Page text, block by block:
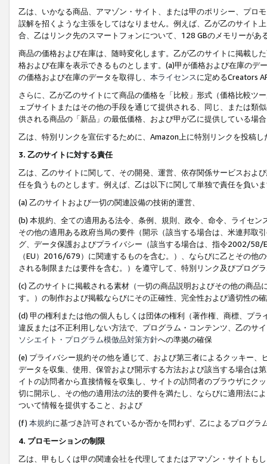
乙は、いかなる商品、アマゾン・サイト、または甲のポリシー、プロ
誤解を招くような主張をしてはなりません。例えば、乙が乙のサイト
合、乙はリンク先のスマートフォンについて、128 GBのメモリーがあ
商品の価格および在庫は、随時変化します。乙が乙のサイトに掲載し
格および在庫を表示できるものとします。(a)甲が価格および在庫の
の価格および在庫のデータを取得し、 本ライセンスに定めるCreators
さらに、乙が乙のサイトにて商品の価格を「比較」形式（価格比較ツ
ェブサイトまたはその他の手段を通じて提供される、同じ、または類
供される商品の「新品」の最低価格、および甲が乙に提供している場
乙は、特別リンクを宣伝するために、Amazon上に特別リンクを投稿
3. 乙のサイトに対する責任
乙は、乙のサイトに関して、その開発、運営、依存関係サービスおよ
任を負うものとします。例えば、乙は以下に関して単独で責任を負い
(a) 乙のサイトおよび一切の関連設備の技術的運営、
(b) 本規約、全ての適用ある法令、条例、規則、政令、命令、ライセ
その他の適用ある政府当局の要件（開示（該当する場合は、米連邦取
グ、データ保護およびプライバシー（該当する場合は、指令2002/58/
（EU）2016/679）に関連するものを含む。）、ならびに乙とその他
される制限または要件を含む。）を遵守して、特別リンク及びプログ
(c) 乙のサイトに掲載される素材（一切の商品説明およびその他の商
す。）の制作および掲載ならびにその正確性、完全性および適切性の
(d) 甲の権利または他の個人もしくは団体の権利（著作権、商標、プ
違反または不正利用しない方法で、プログラム・コンテンツ、乙のサ
ソシエイト・プログラム模倣品対策方針への準拠の確保
(e) プライバシー規約その他を通じて、および第三者によるクッキー
データを収集、使用、保管および開示する方法および該当する場合は
イトの訪問者から直接情報を収集し、サイトの訪問者のブラウザにク
切に開示し、その他の適用法の法的要件を満たし、ならびに適用法に
ついて情報を提供すること、および
(f) 本規約に基づき許可されているか否かを問わず、乙によるプログ
4. プロモーションの制限
乙は、甲もしくは甲の関連会社を代理してまたはアマゾン・サイトも